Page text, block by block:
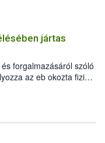
jártas
forgalmazásáról szóló
az eb okozta fizikai
felmerülő
eb tartását és annak
jártas szakértőt.